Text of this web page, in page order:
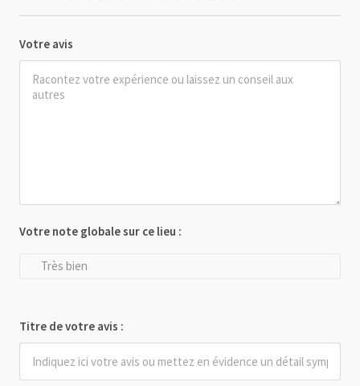
Votre avis
Votre note globale sur ce lieu :
Très bien
Titre de votre avis :